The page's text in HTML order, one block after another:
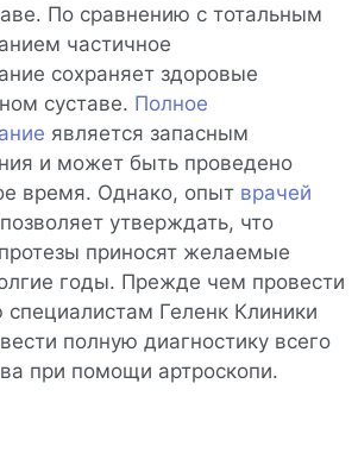
По сравнению с тотальным
частичное
сохраняет здоровые
суставе. Полное
является запасным
и может быть проведено
время. Однако, опыт врачей
утверждать, что
приносят желаемые
годы. Прежде чем провести
Геленк Клиники
полную диагностику всего
при помощи артроскопи.